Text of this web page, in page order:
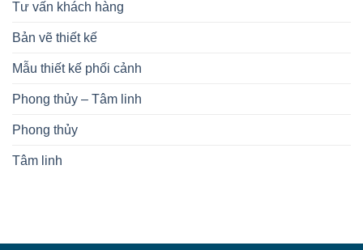
Tư vấn khách hàng
Bản vẽ thiết kế
Mẫu thiết kế phối cảnh
Phong thủy – Tâm linh
Phong thủy
Tâm linh